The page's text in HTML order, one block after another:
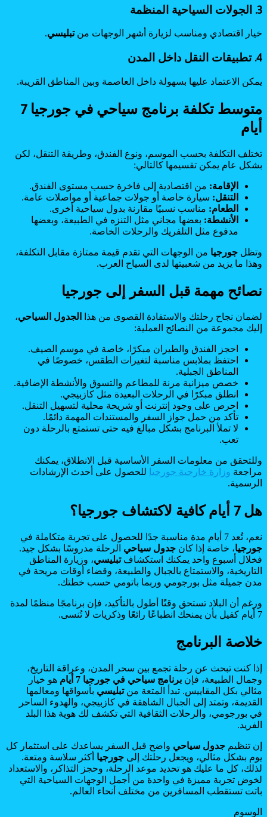
3. الجولات السياحية المنظمة
خيار اقتصادي ومناسب لزيارة أشهر الوجهات منتبليسي.
4. تطبيقات النقل داخل المدن
يمكن الاعتماد عليها بسهولة داخل العاصمة وبين المناطق القريبة.
متوسط تكلفة برنامج سياحي في جورجيا 7
أيام
تختلف التكلفة بحسب الموسم، ونوع الفندق، وطريقة التنقل، لكن
بشكل عام يمكن تقسيمها كالتالي:
الإقامة: من اقتصادية إلى فاخرة حسب مستوى الفندق.
التنقل: سيارة خاصة أو جولات جماعية أو مواصلات عامة.
الطعام: مناسب نسبيًا مقارنة بدول سياحية أخرى.
الأنشطة: بعضها مجاني مثل التنزه في الطبيعة، وبعضها
مدفوع مثل التلفريك والرحلات الخاصة.
وتظل جورجيا من الوجهات التي تقدم قيمة ممتازة مقابل التكلفة،
وهذا ما يزيد من شعبيتها لدى السياح العرب.
نصائح مهمة قبل السفر إلى جورجيا
لضمان نجاح رحلتك والاستفادة القصوى من هذا الجدول السياحي،
إليك مجموعة من النصائح العملية:
احجز الفندق والطيران مبكرًا، خاصة في موسم الصيف.
احتفظ بملابس مناسبة لتغيرات الطقس، خصوصًا في
المناطق الجبلية.
خصص ميزانية مرنة للمطاعم والتسوق والأنشطة الإضافية.
انطلق مبكرًا في الرحلات البعيدة مثل كازبيجي.
احرص على وجود إنترنت أو شريحة محلية لتسهيل التنقل.
تأكد من حمل جواز السفر والمستندات المهمة دائمًا.
لا تملأ البرنامج بشكل مبالغ فيه حتى تستمتع بالرحلة دون
تعب.
وللتحقق من معلومات السفر الأساسية قبل الانطلاق، يمكنك
مراجعة وزارة خارجية جورجيا للحصول على أحدث الإرشادات
الرسمية.
هل 7 أيام كافية لاكتشاف جورجيا؟
نعم، تُعد 7 أيام مدة مناسبة جدًا للحصول على تجربة متكاملة في
جورجيا، خاصة إذا كان جدول سياحي الرحلة مدروسًا بشكل جيد.
فخلال أسبوع واحد يمكنك استكشافتبليسي، وزيارة المناطق
التاريخية، والاستمتاع بالجبال والطبيعة، وقضاء أوقات مريحة في
مدن جميلة مثل بورجومي وربما باتومي حسب خطتك.
ورغم أن البلاد تستحق وقتًا أطول بالتأكيد، فإن برنامجًا منظمًا لمدة
7 أيام كفيل بأن يمنحك انطباعًا رائعًا وذكريات لا تُنسى.
خلاصة البرنامج
إذا كنت تبحث عن رحلة تجمع بين سحر المدن، وعراقة التاريخ،
وجمال الطبيعة، فإن برنامج سياحي في جورجيا 7 أيام
هو خيار
مثالي بكل المقاييس. تبدأ المتعة منتبليسي بأسواقها ومعالمها
القديمة، وتمتد إلى الجبال الشاهقة في كازبيجي، والهدوء الساحر
في بورجومي، والرحلات الثقافية التي تكشف لك هوية هذا البلد
الفريد.
إن تنظيم جدول سياحي واضح قبل السفر يساعدك على استثمار كل
يوم بشكل مثالي، ويجعل رحلتك إلى جورجيا أكثر سلاسة ومتعة.
لذلك، كل ما عليك هو تحديد موعد الرحلة، وحجز التذاكر، والاستعداد
لخوض تجربة مميزة في واحدة من أجمل الوجهات السياحية التي
باتت تستقطب المسافرين من مختلف أنحاء العالم.
الوسوم